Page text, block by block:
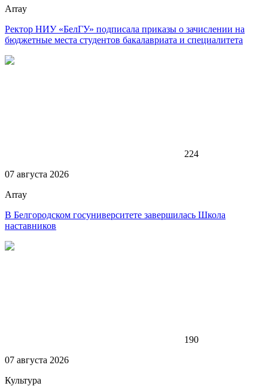
Array
Ректор НИУ «БелГУ» подписала приказы о зачислении на
бюджетные места студентов бакалавриата и специалитета
224
07 августа 2026
Array
В Белгородском госуниверситете завершилась Школа
наставников
190
07 августа 2026
Культура